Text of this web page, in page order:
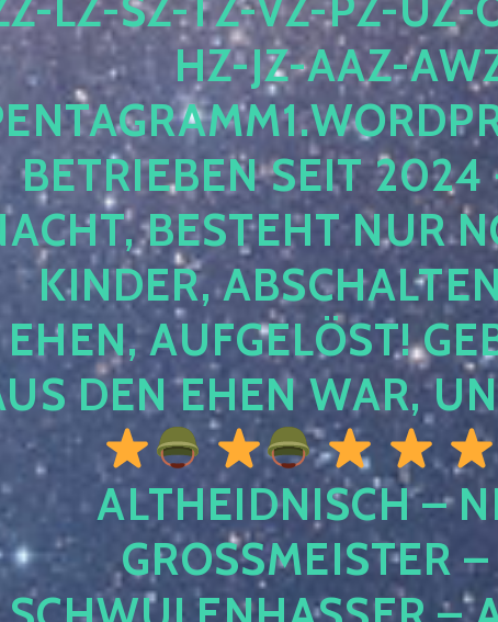
-JZ-AAZ-AWZ-
TRIEBEN SEIT 2024 –
BESTEHT NUR
NDER, ABSCHALTEN,
EN, AUFGELÖST! GEBT
DEN EHEN WAR,
ALTHEIDNISCH –
GROSSMEISTER –